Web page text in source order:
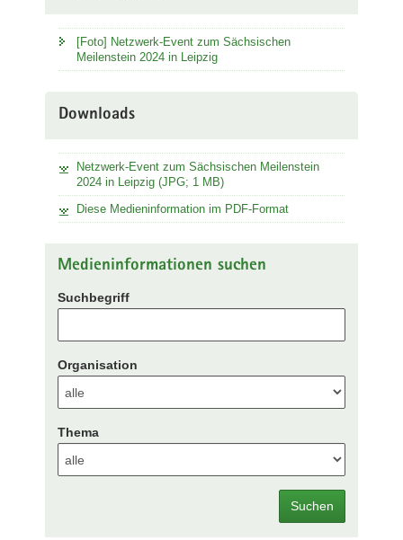
[Foto] Netzwerk-Event zum Sächsischen
Meilenstein 2024 in Leipzig
Downloads
Netzwerk-Event zum Sächsischen Meilenstein
2024 in Leipzig (JPG; 1 MB)
Diese Medieninformation im PDF-Format
Medieninformationen suchen
Suchbegriff
Organisation
Thema
Suchen